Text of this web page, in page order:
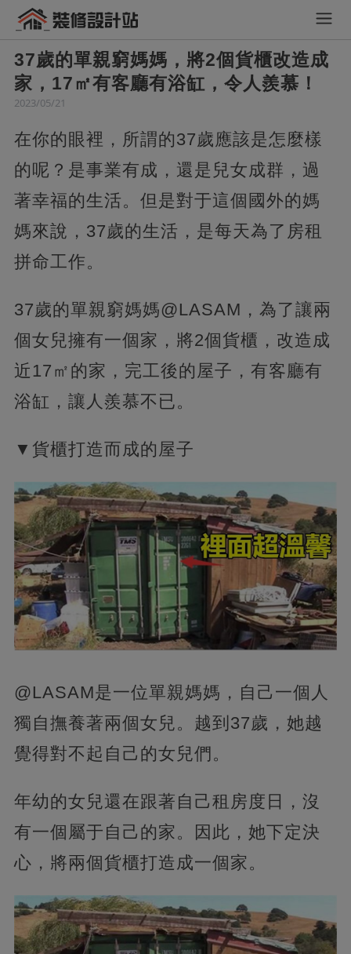
37歲的單親窮媽媽，將2個貨櫃改造成
家，17㎡有客廳有浴缸，令人羨慕！
2023/05/21
在你的眼裡，所謂的37歲應該是怎麼樣
的呢？是事業有成，還是兒女成群，過
著幸福的生活。但是對于這個國外的媽
媽來說，37歲的生活，是每天為了房租
拼命工作。
37歲的單親窮媽媽@LASAM，為了讓兩
個女兒擁有一個家，將2個貨櫃，改造成
近17㎡的家，完工後的屋子，有客廳有
浴缸，讓人羨慕不已。
▼貨櫃打造而成的屋子
@LASAM是一位單親媽媽，自己一個人
獨自撫養著兩個女兒。越到37歲，她越
覺得對不起自己的女兒們。
年幼的女兒還在跟著自己租房度日，沒
有一個屬于自己的家。因此，她下定決
心，將兩個貨櫃打造成一個家。